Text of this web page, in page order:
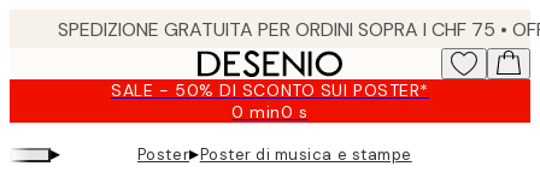
SALE - 50% DI SCONTO SUI POSTER*
0 min0 s
Valido
a:
▸ Poster▸Poster di musica e stampe